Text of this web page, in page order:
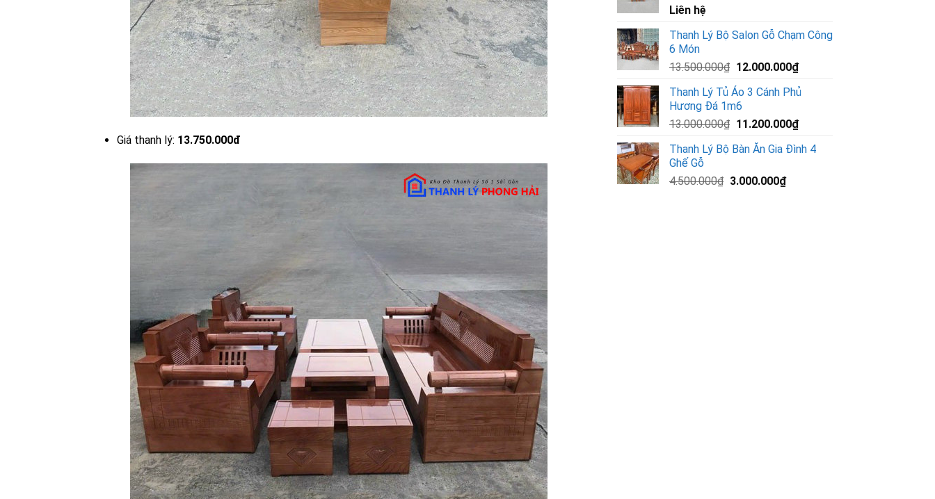
Giá thanh lý: 13.750.000đ
Liên hệ
Thanh Lý Bộ Salon Gỗ Chạm Công
6 Món
13.500.000₫ Giá
là:
13.500.000₫.
12.000.000₫Giá
tại
12.000.000₫.
Thanh Lý Tủ Áo 3 Cánh Phủ
Hương Đá 1m6
13.000.000₫ Giá
là:
11.200.000₫Giá
tại
Thanh Lý Bộ Bàn Ăn Gia Đình 4
Ghế Gỗ
4.500.000₫ Giá
3.000.000₫Giá